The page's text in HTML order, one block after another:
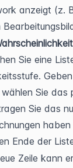
Sie eine
wählen Sie
Sie das
Ende der
Zeile kann